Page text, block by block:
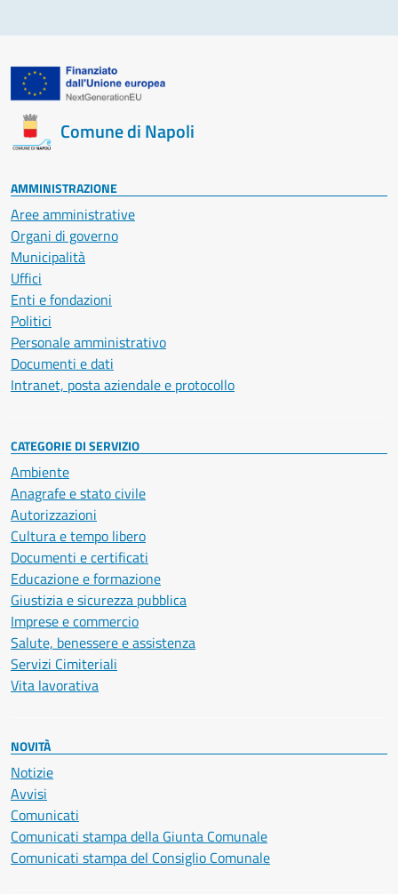
Comune di Napoli
AMMINISTRAZIONE
Aree amministrative
Organi di governo
Municipalità
Uffici
Enti e fondazioni
Politici
Personale amministrativo
Documenti e dati
Intranet, posta aziendale e protocollo
CATEGORIE DI SERVIZIO
Ambiente
Anagrafe e stato civile
Autorizzazioni
Cultura e tempo libero
Documenti e certificati
Educazione e formazione
Giustizia e sicurezza pubblica
Imprese e commercio
Salute, benessere e assistenza
Servizi Cimiteriali
Vita lavorativa
NOVITÀ
Notizie
Avvisi
Comunicati
Comunicati stampa della Giunta Comunale
Comunicati stampa del Consiglio Comunale